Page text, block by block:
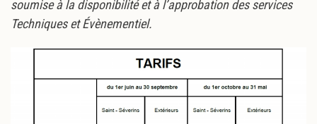
soumise à la disponibilité et à l’approbation des services
Techniques et Évènementiel.